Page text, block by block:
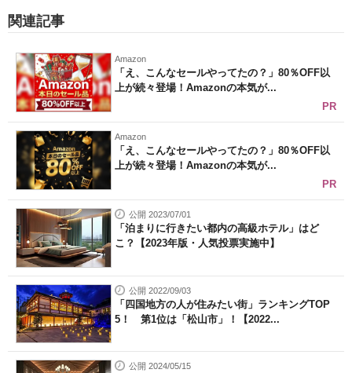
関連記事
Amazon
「え、こんなセールやってたの？」80％OFF以
上が続々登場！Amazonの本気が...
PR
Amazon
「え、こんなセールやってたの？」80％OFF以
上が続々登場！Amazonの本気が...
PR
公開 2023/07/01
「泊まりに行きたい都内の高級ホテル」はど
こ？【2023年版・人気投票実施中】
公開 2022/09/03
「四国地方の人が住みたい街」ランキングTOP
5！ 第1位は「松山市」！【2022...
公開 2024/05/15